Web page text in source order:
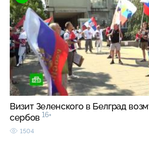
Визит Зеленского в Белград
сербов 16+
1504